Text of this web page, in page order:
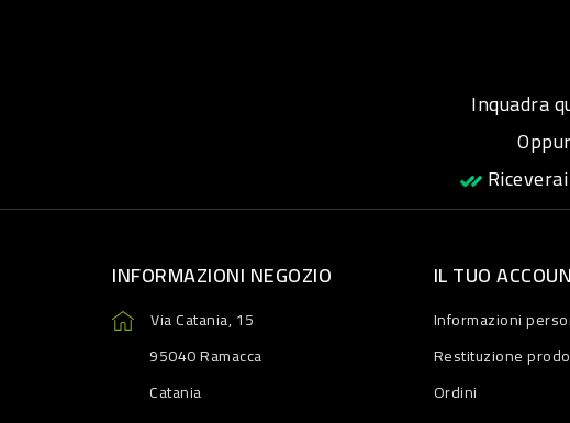
Inquadra
INFORMAZIONI NEGOZIO
Via Catania, 15
95040 Ramacca
Catania
IL TUO
Informazioni
Restituzione
Ordini